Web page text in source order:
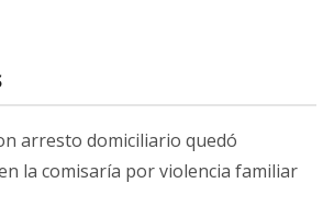
arresto domiciliario quedó
la comisaría por violencia familiar